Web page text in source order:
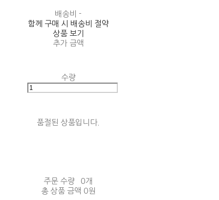
배송비 -
함께 구매 시 배송비 절약
상품 보기
추가 금액
수량
품절된 상품입니다.
주문 수량
0개
총 상품 금액 0원